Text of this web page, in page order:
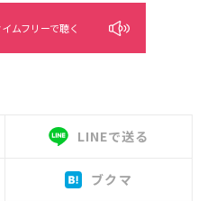
ムフリーで聴く
LINEで送る
ブクマ